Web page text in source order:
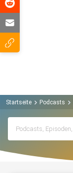
Startseite Podcasts